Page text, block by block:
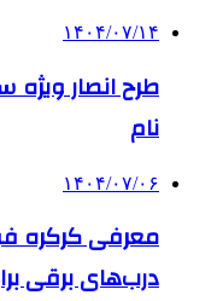
۱۴۰۴/۰۷/۱۴
نام
۱۴۰۴/۰۷/۰۶
درب‌های برقی